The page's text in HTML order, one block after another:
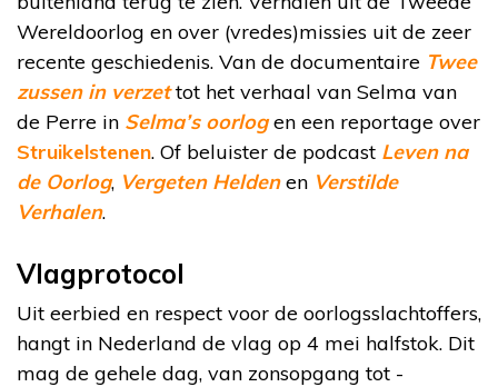
Wereldoorlog en over (vredes)missies uit de zeer
recente geschiedenis. Van de documentaire Twee
zussen in verzet tot het verhaal van Selma van
de Perre in Selma’s oorlogen een reportage over
Struikelstenen. Of beluister de podcast Leven na
de Oorlog, Vergeten Heldenen Verstilde
Verhalen.
Vlagprotocol
Uit eerbied en respect voor de oorlogsslachtoffers,
hangt in Nederland de vlag op 4 mei halfstok. Dit
mag de gehele dag, van zonsopgang tot -